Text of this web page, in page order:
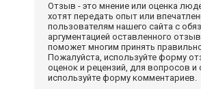
Отзыв - это мнение или оценка
хотят передать опыт или
пользователям нашего сайта с
аргументацией оставленного
поможет многим принять
Пожалуйста, используйте форму
оценок и рецензий, для вопросов и
используйте форму комментариев.